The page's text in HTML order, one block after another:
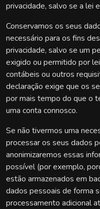
privacidade, salvo se a lei
Conservamos os seus
necessário para os fins
privacidade, salvo se um
exigido ou permitido por
contábeis ou outros
declaração exige que os
por mais tempo do que o
uma conta connosco.
Se não tivermos uma
processar os seus dados
anonimizaremos essas
possível (por exemplo,
estão armazenados em
dados pessoais de forma
processamento adicional